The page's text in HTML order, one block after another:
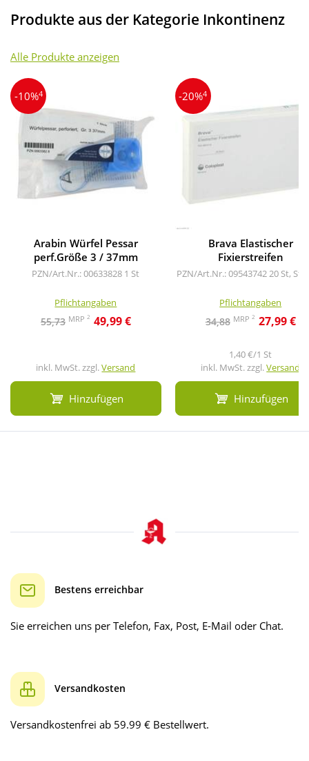
Produkte aus der Kategorie Inkontinenz
Alle Produkte anzeigen
-10%4
Arabin Würfel Pessar
perf.Größe 3 / 37mm
PZN/Art.Nr.: 00633828 1 St
Pflichtangaben
55,73 MRP 2 49,99 €
inkl. MwSt. zzgl.Versand
Hinzufügen
-20%4
Brava Elastischer
Fixierstreifen
PZN/Art.Nr.: 0954374220 St,
Pflichtangaben
34,88 MRP 2 27,99 €
1,40 €/1 St
inkl. MwSt. zzgl.Versand
Hinzufügen
Bestens erreichbar
Sie erreichen uns per Telefon, Fax, Post, E-Mail oder Chat.
Versandkosten
Versandkostenfrei ab 59.99 € Bestellwert.